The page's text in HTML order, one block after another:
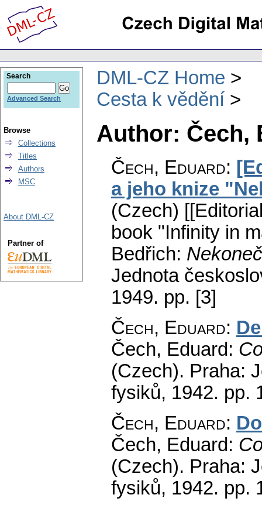
DML-CZ Home
Cesta k vědění
Author: Čech,
Čech, Eduard:
a jeho knize
(Czech)
book "Infinity in
Bedřich:
Jednota
1949. pp. [3]
Čech, Eduard:
Čech, Eduard:
(Czech). Praha:
fysiků, 1942. pp.
Čech, Eduard:
Čech, Eduard:
(Czech). Praha:
fysiků, 1942. pp.
Search
Advanced Search
Browse
Collections
Titles
Authors
MSC
About DML-CZ
Partner of